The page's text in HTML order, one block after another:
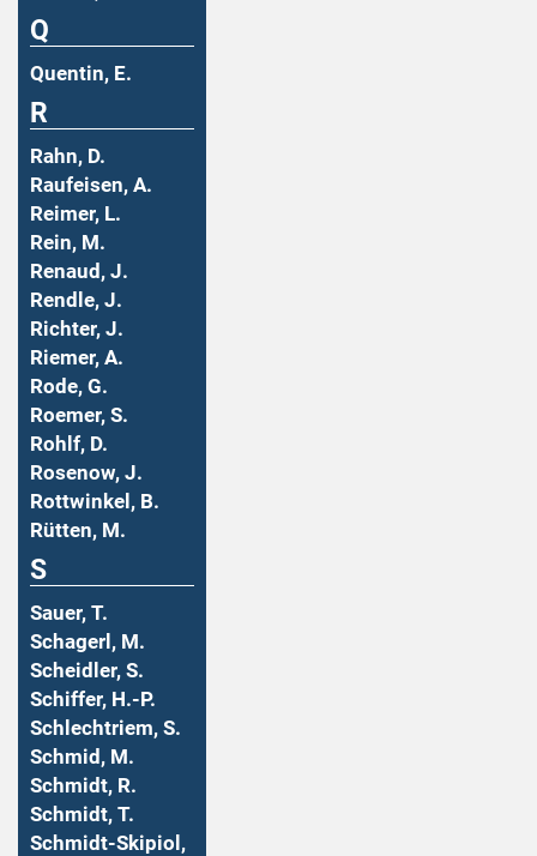
Q
Quentin, E.
R
Rahn, D.
Raufeisen, A.
Reimer, L.
Rein, M.
Renaud, J.
Rendle, J.
Richter, J.
Riemer, A.
Rode, G.
Roemer, S.
Rohlf, D.
Rosenow, J.
Rottwinkel, B.
Rütten, M.
S
Sauer, T.
Schagerl, M.
Scheidler, S.
Schiffer, H.-P.
Schlechtriem, S.
Schmid, M.
Schmidt, R.
Schmidt, T.
Schmidt-Skipiol,